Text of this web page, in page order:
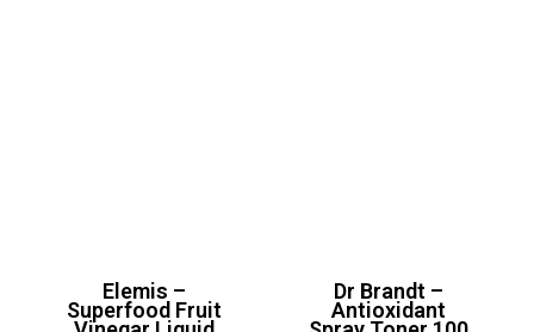
Elemis –
Superfood Fruit
Dr Brandt –
Antioxidant